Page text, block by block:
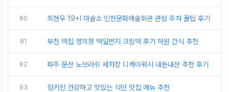
80 최현우 19+I 마술쇼 인천문화예술회관 관람 주차 꿀팁 후기
81 부천 떡집 영의정 떡일번지 크림떡 후기 하원 간식 추천
82 파주 문산 노브러쉬 세차장 디케이워시 내돈내산 추천 후기
83 짐키친 건강하고 맛있는 식단 맛집 메뉴 추천